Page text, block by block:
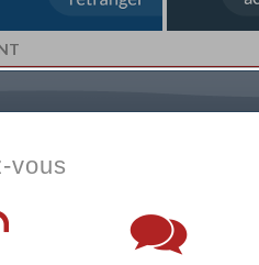
L'Annuaire de recherche
votre établissement privé,
scolaire et des cours à
vous